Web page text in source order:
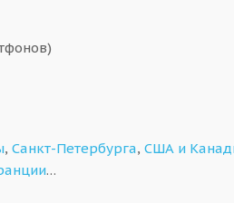
, Санкт-Петербурга, США и
…